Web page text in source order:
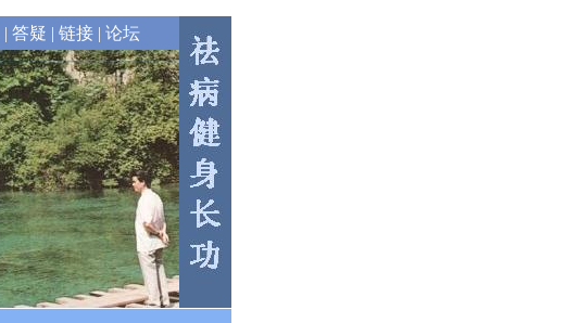
| 答疑 | 链接| 论坛